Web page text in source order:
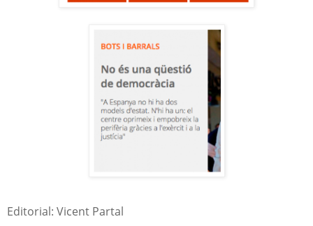
Editorial: Vicent Partal